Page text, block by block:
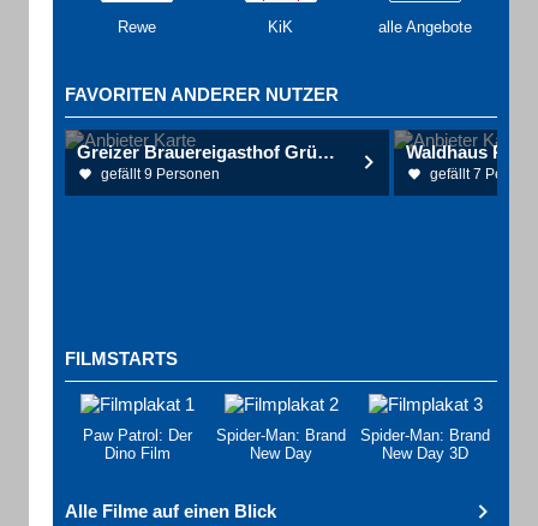
Rewe KiK alle Angebote
FAVORITEN ANDERER NUTZER
Greizer Brauereigasthof Grüne Linde Gastronomie
gefällt 9 Personen
Waldhaus
gefällt 7
FILMSTARTS
Paw Patrol: Der
Dino Film
Spider-Man: Brand
New Day
Spider-Man: Brand
New Day 3D
Alle Filme auf einen Blick